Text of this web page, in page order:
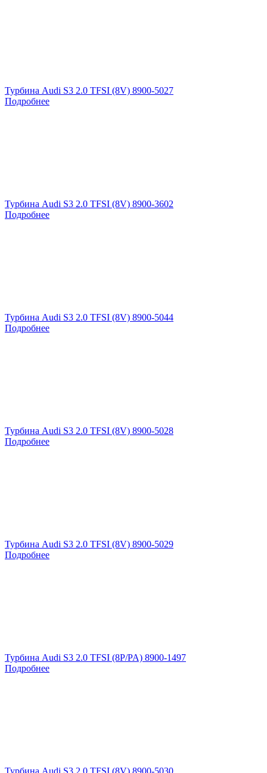
Турбина Audi S3 2.0 TFSI (8V) 8900-5027
Подробнее
Турбина Audi S3 2.0 TFSI (8V) 8900-3602
Подробнее
Турбина Audi S3 2.0 TFSI (8V) 8900-5044
Подробнее
Турбина Audi S3 2.0 TFSI (8V) 8900-5028
Подробнее
Турбина Audi S3 2.0 TFSI (8V) 8900-5029
Подробнее
Турбина Audi S3 2.0 TFSI (8P/PA) 8900-1497
Подробнее
Турбина Audi S3 2.0 TFSI (8V) 8900-5030